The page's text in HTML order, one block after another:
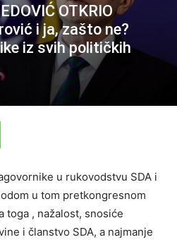
OTKRIO
i ja, zašto ne?
iz svih političkih
u rukovodstvu SDA i
u tom pretkongresnom
toga , nažalost, snosiće
i članstvo SDA, a najmanje